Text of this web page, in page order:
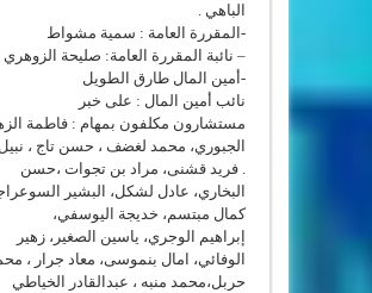
الباهي .
-المقررة العامة : سمية مشواط
– نائبة المقررة العامة: صليحة الزوهري
-أمين المال طارق الطويل
نائب أمين المال : على خبر
مستشارون مكلفون بمهام : فاطمة
الجبوري، محمد لغضف ، حسن تاج ،
. فريد قشنی، مراد بن تجوات ،حسن
البخاري، عادل لشكل، البشير
كمال مبتسم، خديجة اليوسفي،
إبراهيم الوجري، ياسين الصغير، زهير
الوفائي، امال بنموسى، معاد جرار ،
حربل،محمد منبه ، عبدالقادر الخياطي